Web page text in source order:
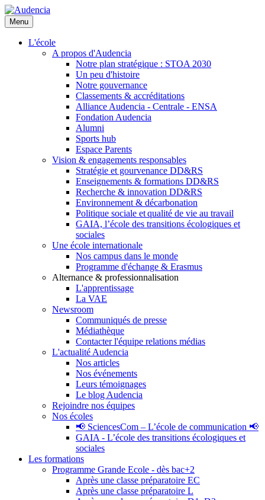
Aller
au
contenu
principal
Menu
L'école
A propos d'Audencia
Notre plan stratégique : STOA 2030
Un peu d'histoire
Notre gouvernance
Classements & accréditations
Alliance Audencia - Centrale - ENSA
Fondation Audencia
Alumni
Sports hub
Espace Parents
Vision & engagements responsables
Stratégie et gourvenance DD&RS
Enseignements & formations DD&RS
Recherche & innovation DD&RS
Environnement & décarbonation
Politique sociale et qualité de vie au travail
GAIA, l’école des transitions écologiques et
sociales
Une école internationale
Nos campus dans le monde
Programme d'échange & Erasmus
Alternance & professionnalisation
L'apprentissage
La VAE
Newsroom
Communiqués de presse
Médiathèque
Contacter l'équipe relations médias
L'actualité Audencia
Nos articles
Nos événements
Leurs témoignages
Le blog Audencia
Rejoindre nos équipes
Nos écoles
📢 SciencesCom – L’école de communication 📢
GAIA - L’école des transitions écologiques et
sociales
Les formations
Programme Grande Ecole - dès bac+2
Après une classe préparatoire EC
Après une classe préparatoire L